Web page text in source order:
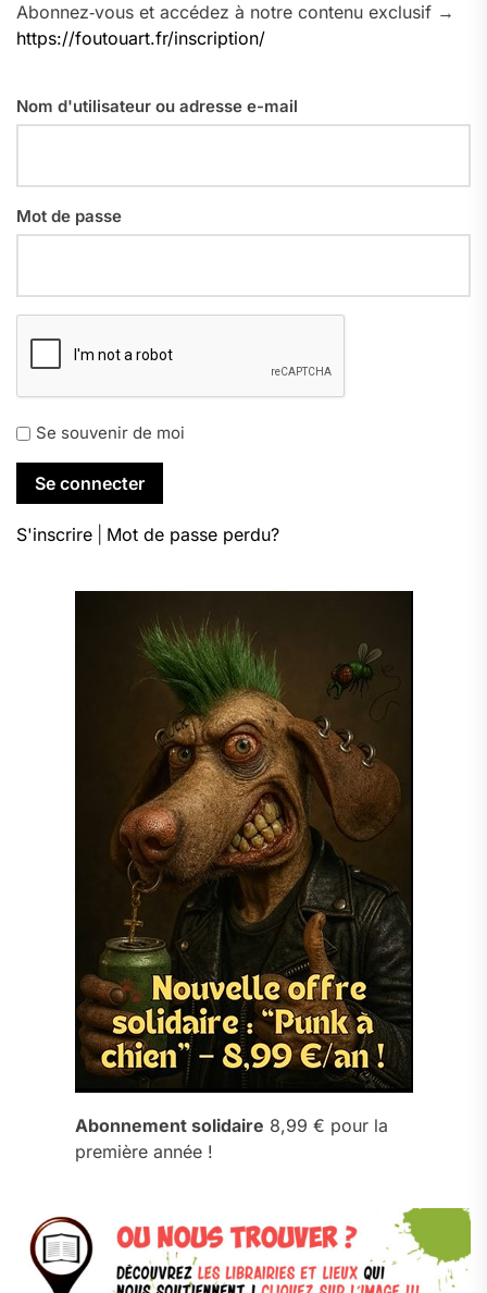
Abonnez‑vous et accédez à notre contenu exclusif →
https://foutouart.fr/inscription/
Nom d'utilisateur ou adresse e-mail
Mot de passe
Se souvenir de moi
S'inscrire Mot de passe perdu?
Abonnement solidaire 8,99 € pour la
première année !